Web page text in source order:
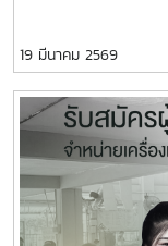
19 มีนาคม 2569